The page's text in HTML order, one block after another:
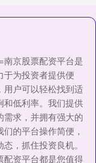
南京股票配资平台是
于为投资者提供便
用户可以轻松找到适
和低利率。我们提供
需求，并拥有强大的
的平台操作简便，
，抓住投资良机。
配资平台都是您值得